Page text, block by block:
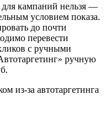
для кампаний нельзя —
условием показа.
до почти
перевести
с ручными
ручную
из-за автотаргетинга